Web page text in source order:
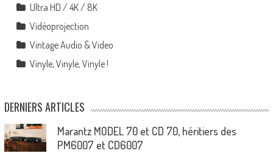
Ultra HD / 4K / 8K
Vidéoprojection
Vintage Audio & Video
Vinyle, Vinyle, Vinyle !
DERNIERS ARTICLES
Marantz MODEL 70 et CD 70, héritiers des
PM6007 et CD6007